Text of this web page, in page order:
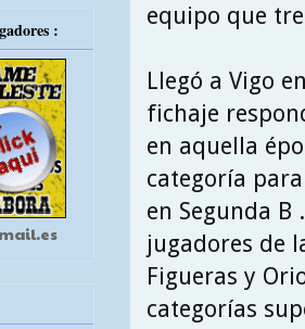
equipo que
Llegó a Vigo
fichaje
en aquella
categoría
en Segunda
jugadores de
Figueras y
categorías
: